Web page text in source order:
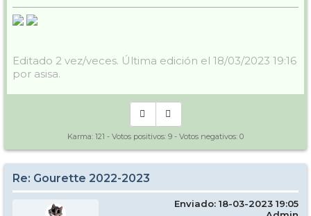
Editado 2 vez/veces. Última edición el 18/03/2023 19:16
por asisa.
Karma: 121 - Votos positivos: 9 - Votos negativos: 0
Re: Gourette 2022-2023
Enviado: 18-03-2023 19:05